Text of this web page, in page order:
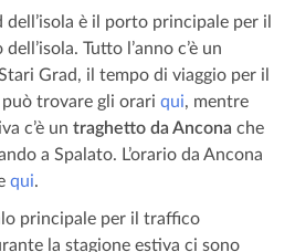
è il porto principale per il
Tutto l’anno c’è un
Grad, il tempo di viaggio per il
trovare gli orari qui, mentre
c’è un traghetto da Ancona che
a Spalato. L’orario da Ancona
qui.
principale per il traffico
la stagione estiva ci sono